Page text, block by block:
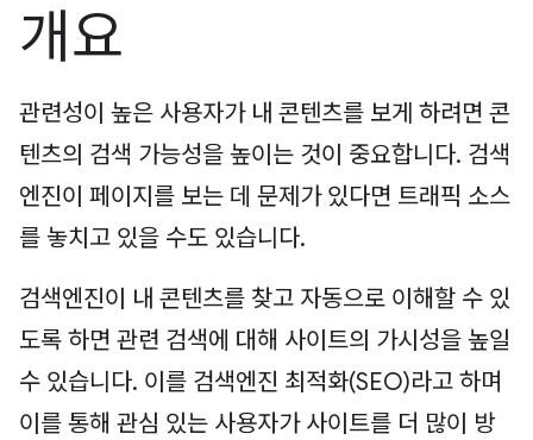
개요
관련성이 높은 사용자가 내 콘텐츠를 보게 하려면 콘
텐츠의 검색 가능성을 높이는 것이 중요합니다. 검색
엔진이 페이지를 보는 데 문제가 있다면 트래픽 소스
를 놓치고 있을 수도 있습니다.
검색엔진이 내 콘텐츠를 찾고 자동으로 이해할 수 있
도록 하면 관련 검색에 대해 사이트의 가시성을 높일
수 있습니다. 이를 검색엔진 최적화(SEO)라고 하며
이를 통해 관심 있는 사용자가 사이트를 더 많이 방